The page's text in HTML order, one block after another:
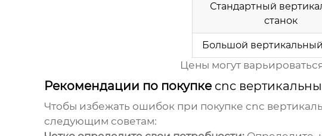
Стандартный
станок
Большой
Цены могут
Рекомендации по покупке cnc
Чтобы избежать ошибок при покупке cnc
следующим советам: